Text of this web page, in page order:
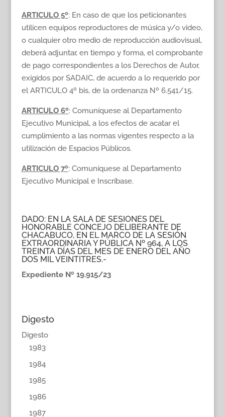
ARTICULO 5º: En caso de que los peticionantes
utilicen equipos reproductores de música y/o video,
o cualquier otro medio de reproducción audiovisual,
deberá adjuntar, en tiempo y forma, el comprobante
de pago correspondientes a los Derechos de Autor,
exigidos por SADAIC, de acuerdo a lo requerido por
el ARTICULO 4º bis, de la ordenanza Nº 6.541/15.
ARTICULO 6º: Comuníquese al Departamento
Ejecutivo Municipal, a los efectos de acatar el
cumplimiento a las normas vigentes respecto a la
utilización de Espacios Públicos.
ARTICULO 7º: Comuníquese al Departamento
Ejecutivo Municipal e Inscríbase.
DADO: EN LA SALA DE SESIONES DEL
HONORABLE CONCEJO DELIBERANTE DE
CHACABUCO, EN EL MARCO DE LA SESIÓN
EXTRAORDINARIA Y PÚBLICA Nº 964, A LOS
TREINTA DÍAS DEL MES DE ENERO DEL AÑO
DOS MIL VEINTITRES.-
Expediente Nº 19.915/23
Digesto
Digesto
1983
1984
1985
1986
1987